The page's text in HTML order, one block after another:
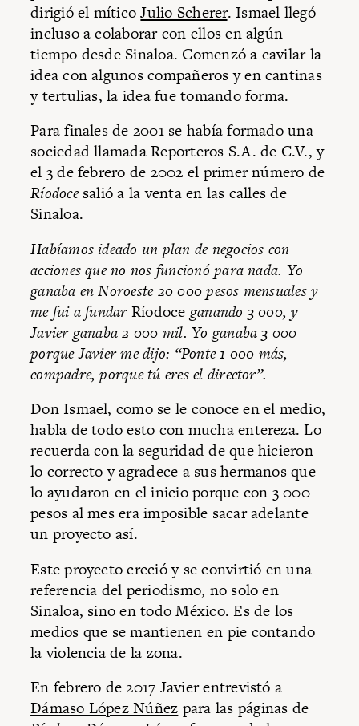
dirigió el míticoJulio Scherer. Ismael llegó
incluso a colaborar con ellos en algún
tiempo desde Sinaloa. Comenzó a cavilar la
idea con algunos compañeros y en cantinas
y tertulias, la idea fue tomando forma.
Para finales de 2001 se había formado una
sociedad llamada Reporteros S.A. de C.V., y
el 3 de febrero de 2002 el primer número de
Ríodocesalió a la venta en las calles de
Sinaloa.
Habíamos ideado un plan de negocios con
acciones que no nos funcionó para nada. Yo
ganaba en Noroeste 20 000 pesos mensuales y
me fui a fundarRíodoce ganando 3 000, y
Javier ganaba 2 000 mil. Yo ganaba 3 000
porque Javier me dijo: “Ponte 1 000 más,
compadre, porque tú eres el director”.
Don Ismael, como se le conoce en el medio,
habla de todo esto con mucha entereza. Lo
recuerda con la seguridad de que hicieron
lo correcto y agradece a sus hermanos que
lo ayudaron en el inicio porque con 3 000
pesos al mes era imposible sacar adelante
un proyecto así.
Este proyecto creció y se convirtió en una
referencia del periodismo, no solo en
Sinaloa, sino en todo México. Es de los
medios que se mantienen en pie contando
la violencia de la zona.
En febrero de 2017 Javier entrevistó a
Dámaso López Núñez para las páginas de